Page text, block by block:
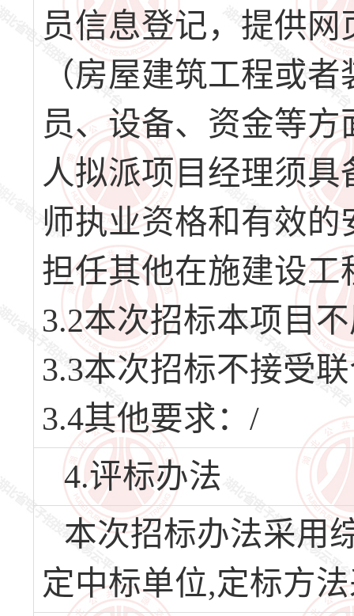
员信息登记，提供
（房屋建筑工程或
员、设备、资金等
人拟派项目经理须
师执业资格和有效
担任其他在施建设
3.2本次招标本项目
3.3本次招标不接受
3.4其他要求：/
4.评标办法
本次招标办法采用
定中标单位,定标方